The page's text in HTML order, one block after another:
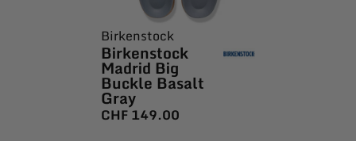
Birkenstock
Birkenstock
Madrid Big
Buckle Basalt
Gray
CHF149.00